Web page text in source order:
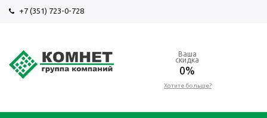
+7 (351) 723-0-728
Ваша
скидка
0%
Хотите больше?